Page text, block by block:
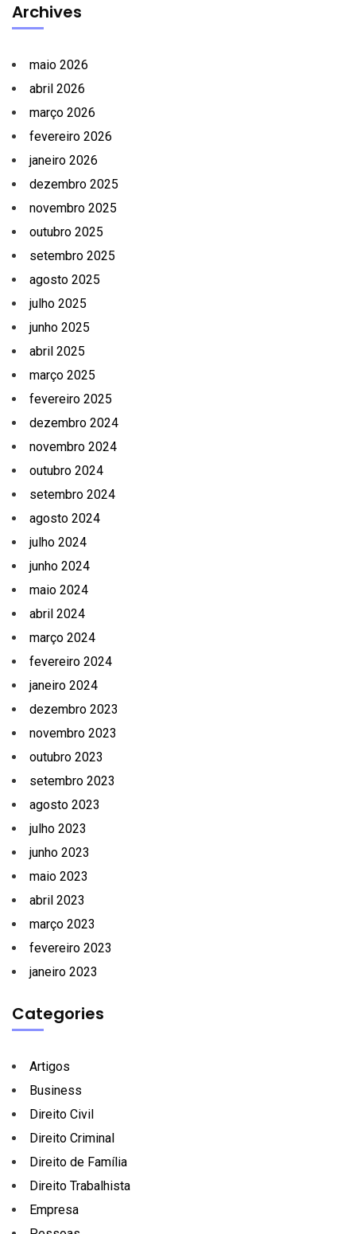
Archives
maio 2026
abril 2026
março 2026
fevereiro 2026
janeiro 2026
dezembro 2025
novembro 2025
outubro 2025
setembro 2025
agosto 2025
julho 2025
junho 2025
abril 2025
março 2025
fevereiro 2025
dezembro 2024
novembro 2024
outubro 2024
setembro 2024
agosto 2024
julho 2024
junho 2024
maio 2024
abril 2024
março 2024
fevereiro 2024
janeiro 2024
dezembro 2023
novembro 2023
outubro 2023
setembro 2023
agosto 2023
julho 2023
junho 2023
maio 2023
abril 2023
março 2023
fevereiro 2023
janeiro 2023
Categories
Artigos
Business
Direito Civil
Direito Criminal
Direito de Família
Direito Trabalhista
Empresa